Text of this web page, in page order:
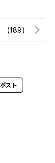
(189)
ポスト